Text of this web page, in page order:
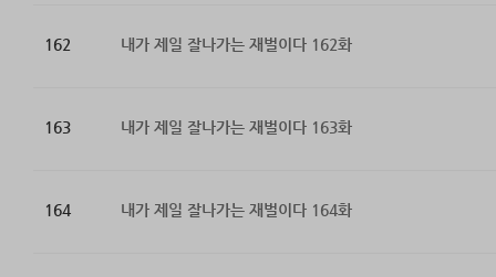
162 내가 제일 잘나가는 재벌이다 162화
163 내가 제일 잘나가는 재벌이다 163화
164 내가 제일 잘나가는 재벌이다 164화